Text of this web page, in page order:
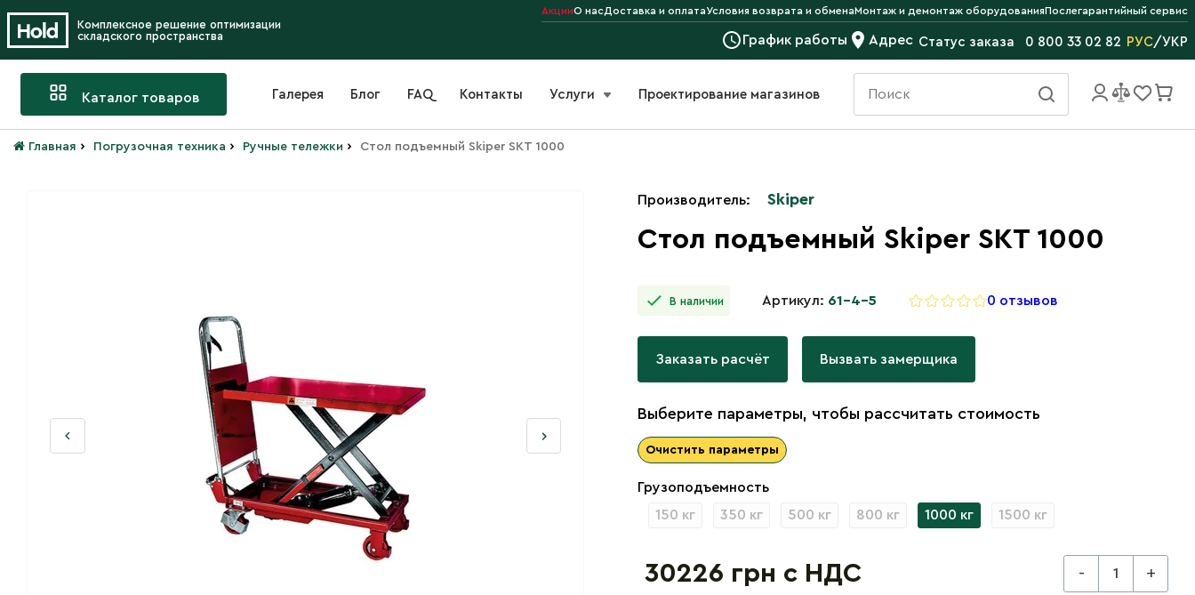
Комплексное решение оптимизации
складского пространства
АкцииО насДоставка и оплатаУсловия возврата и обменаМонтаж и демонтаж оборудованияПослегарантийный сервис
График работы Адрес Статус заказа 0 800 33 02 82 РУС/УКР
Каталог товаров Галерея Блог FAQ Контакты Услуги Проектирование магазинов
Главная › Погрузочная техника › Ручные тележки › Стол подъемный Skiper SKT 1000
Производитель: Skiper
Стол подъемный Skiper SKT 1000
В наличии Артикул: 61-4-5 0 отзывов
Заказать расчёт Вызвать замерщика
Выберите параметры, чтобы рассчитать стоимость
Очистить параметры
Грузоподъемность
150 кг
350 кг 500 кг 800 кг 1000 кг 1500 кг
30226 грн с НДС - +